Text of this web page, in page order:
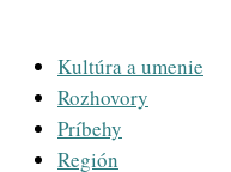
Kultúra a umenie
Rozhovory
Príbehy
Región